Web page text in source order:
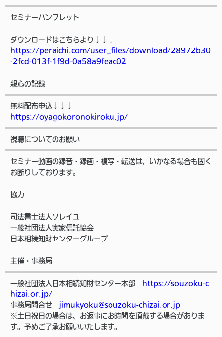
セミナーパンフレット
ダウンロードはこちらより↓↓↓
https://peraichi.com/user_files/download/28972b30
-2fcd-013f-1f9d-0a58a9feac02
親心の記録
無料配布申込↓↓↓
https://oyagokoronokiroku.jp/
視聴についてのお願い
セミナー動画の録音・録画・複写・転送は、いかなる場合も固く
お断りしております。
協力
司法書士法人ソレイユ
一般社団法人実家信託協会
日本相続知財センターグループ
主催・事務局
一般社団法人日本相続知財センター本部
https://souzoku-c
hizai.or.jp/
事務局問合せ
jimukyoku@souzoku-chizai.or.jp
※土日祝日の場合は、お返事にお時間を頂戴する場合がありま
す。予めご了承お願いいたします。